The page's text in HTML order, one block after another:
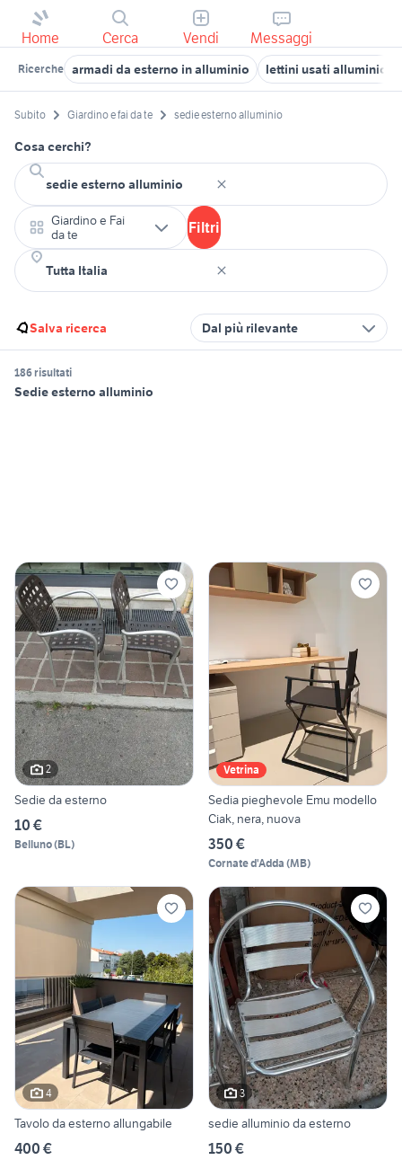
Home Cerca Vendi Messaggi
Ricerche armadi da esterno in alluminio lettini usati alluminio
Subito Giardino e fai da te sedie esterno alluminio
Cosa cerchi?
Giardino e Fai
da te
Filtri
Salva ricerca Dal più rilevante
186 risultati
Sedie esterno alluminio
2
Sedie da esterno
10 €
Belluno(BL)
Vetrina
Sedia pieghevole Emu modello
Ciak, nera, nuova
350 €
Cornate d'Adda (MB)
4
Tavolo da esterno allungabile
400 €
3
sedie alluminio da esterno
150 €